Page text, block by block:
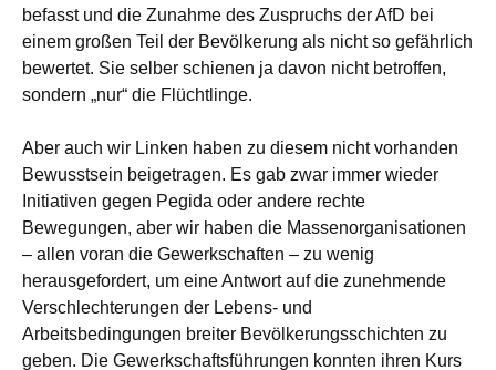
befasst und die Zunahme des Zuspruchs der AfD bei
einem großen Teil der Bevölkerung als nicht so gefährlich
bewertet. Sie selber schienen ja davon nicht betroffen,
sondern „nur“ die Flüchtlinge.
Aber auch wir Linken haben zu diesem nicht vorhanden
Bewusstsein beigetragen. Es gab zwar immer wieder
Initiativen gegen Pegida oder andere rechte
Bewegungen, aber wir haben die Massenorganisationen
– allen voran die Gewerkschaften – zu wenig
herausgefordert, um eine Antwort auf die zunehmende
Verschlechterungen der Lebens- und
Arbeitsbedingungen breiter Bevölkerungsschichten zu
geben. Die Gewerkschaftsführungen konnten ihren Kurs